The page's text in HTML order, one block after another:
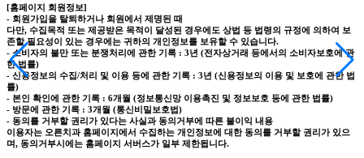
[홈페이지 회원정보]
- 회원가입을 탈퇴하거나 회원에서 제명된 때
다만, 수집목적 또는 제공받은 목적이 달성된 경우에도 상법 등 법령의 규정에 의하여 보
존할 필요성이 있는 경우에는 귀하의 개인정보를 보유할 수 있습니다.
- 소비자의 불만 또는 분쟁처리에 관한 기록 : 3년 (전자상거래 등에서의 소비자보호에 관
한 법률)
- 신용정보의 수집/처리 및 이용 등에 관한 기록 : 3년 (신용정보의 이용 및 보호에 관한 법
률)
- 본인 확인에 관한 기록 : 6개월 (정보통신망 이용촉진 및 정보보호 등에 관한 법률)
- 방문에 관한 기록 : 3개월 (통신비밀보호법)
- 동의를 거부할 권리가 있다는 사실과 동의거부에 따른 불이익 내용
이용자는 오른치과 홈페이지에서 수집하는 개인정보에 대한 동의를 거부할 권리가 있으
며, 동의거부시에는 홈페이지 서버스가 일부 제한됩니다.